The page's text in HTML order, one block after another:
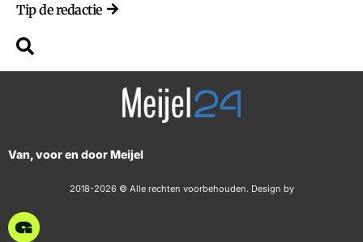
Tip de redactie
Van, voor en door Meijel
2018-2026 © Alle rechten voorbehouden. Design by